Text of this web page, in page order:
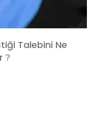
Talebini Ne